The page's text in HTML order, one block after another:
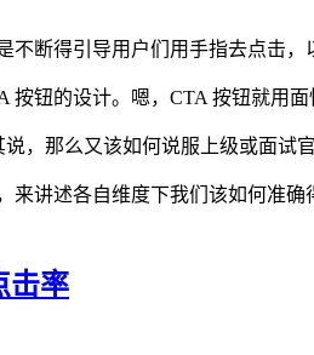
断得引导用户们用手指去点击
钮的设计。嗯，CTA 按钮就用
，那么又该如何说服上级或面试
来讲述各自维度下我们该如何准
击率